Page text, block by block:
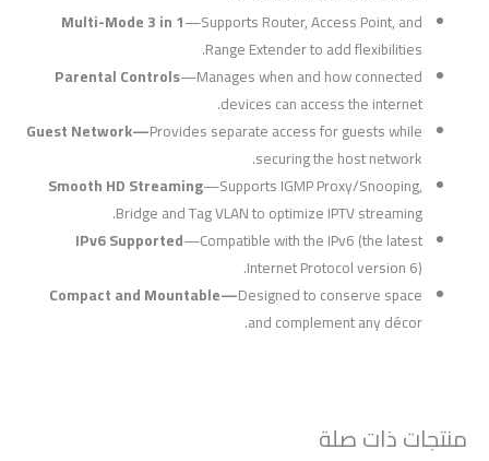
Multi-Mode 3 in 1—Supports Router, Access Point, and
Range Extender to add flexibilities.
Parental Controls—Manages when and how connected
devices can access the internet.
Guest Network—Provides separate access for guests while
securing the host network.
Smooth HD Streaming—Supports IGMP Proxy/Snooping,
Bridge and Tag VLAN to optimize IPTV streaming.
IPv6 Supported—Compatible with the IPv6 (the latest
Internet Protocol version 6).
Compact and Mountable—Designed to conserve space
and complement any décor.
منتجات ذات صلة